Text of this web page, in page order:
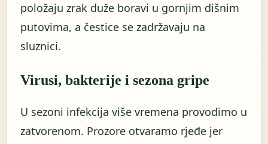
položaju zrak duže boravi u gornjim dišnim
putovima, a čestice se zadržavaju na
sluznici.
Virusi, bakterije i sezona gripe
U sezoni infekcija više vremena provodimo u
zatvorenom. Prozore otvaramo rjeđe jer